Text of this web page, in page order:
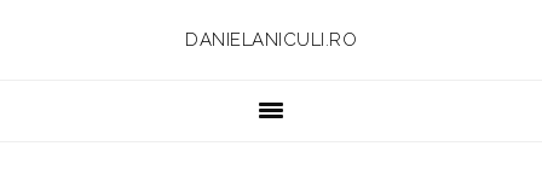
DANIELANICULI.RO